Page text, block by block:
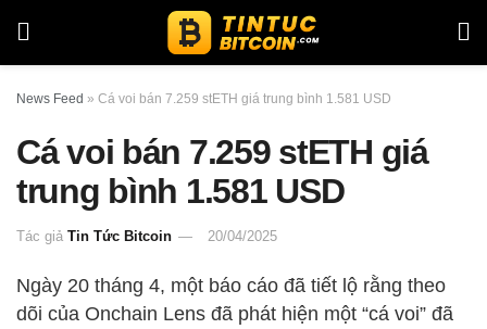
News Feed » Cá voi bán 7.259 stETH giá trung bình 1.581 USD
Cá voi bán 7.259 stETH giá
trung bình 1.581 USD
Tác giả Tin Tức Bitcoin 20/04/2025
Ngày 20 tháng 4, một báo cáo đã tiết lộ rằng theo
dõi của Onchain Lens đã phát hiện một “cá voi” đã